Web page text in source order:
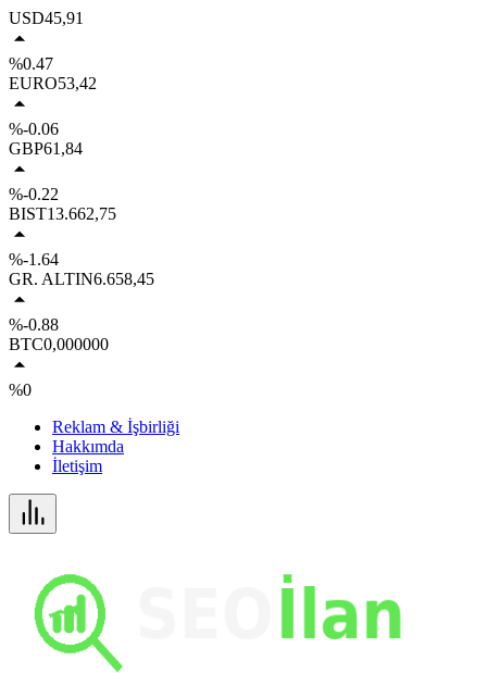
USD45,91
%0.47
EURO53,42
%-0.06
GBP61,84
%-0.22
BIST13.662,75
%-1.64
GR. ALTIN6.658,45
%-0.88
BTC0,000000
%0
Reklam & İşbirliği
Hakkımda
İletişim